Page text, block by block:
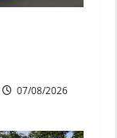
07/08/2026